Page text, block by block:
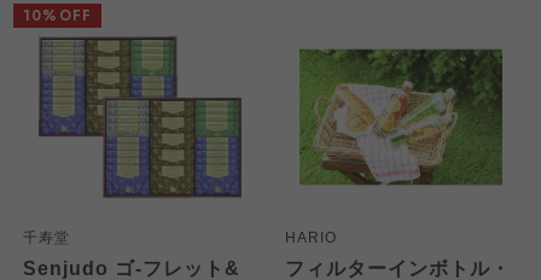
千寿堂
Senjudo ゴ-フレット&
10%OFF
HARIO
フィルターインボトル・